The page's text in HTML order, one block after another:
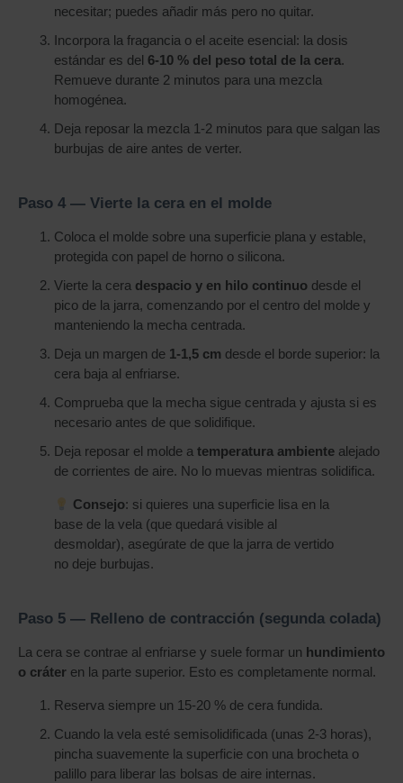
necesitar; puedes añadir más pero no quitar.
Incorpora la fragancia o el aceite esencial: la dosis
estándar es del 6-10 % del peso total de la cera.
Remueve durante 2 minutos para una mezcla
homogénea.
Deja reposar la mezcla 1-2 minutos para que salgan las
burbujas de aire antes de verter.
Paso 4 — Vierte la cera en el molde
Coloca el molde sobre una superficie plana y estable,
protegida con papel de horno o silicona.
Vierte la cera despacio y en hilo continuo desde el
pico de la jarra, comenzando por el centro del molde y
manteniendo la mecha centrada.
Deja un margen de 1-1,5 cm desde el borde superior: la
cera baja al enfriarse.
Comprueba que la mecha sigue centrada y ajusta si es
necesario antes de que solidifique.
Deja reposar el molde a temperatura ambiente alejado
de corrientes de aire. No lo muevas mientras solidifica.
Consejo: si quieres una superficie lisa en la
base de la vela (que quedará visible al
desmoldar), asegúrate de que la jarra de vertido
no deje burbujas.
Paso 5 — Relleno de contracción (segunda colada)
La cera se contrae al enfriarse y suele formar un hundimiento
o cráter en la parte superior. Esto es completamente normal.
Reserva siempre un 15-20 % de cera fundida.
Cuando la vela esté semisolidificada (unas 2-3 horas),
pincha suavemente la superficie con una brocheta o
palillo para liberar las bolsas de aire internas.